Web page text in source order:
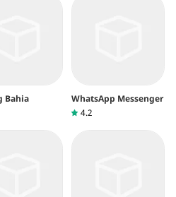
Bahia
WhatsApp Messenger
4.2